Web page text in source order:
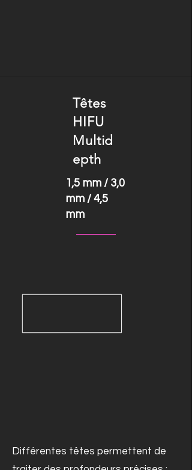
Têtes
HIFU
Multid
epth
1,5 mm / 3,0
mm / 4,5
mm
Différentes têtes permettent de